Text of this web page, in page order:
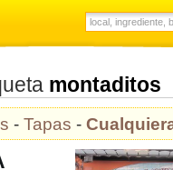
montaditos
- Tapas -